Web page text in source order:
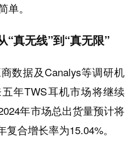
单。
“真无线”到“真无限”
数据及Canalys等调研机
年TWS耳机市场将继续
年市场总出货量预计将
合增长率为15.04%。